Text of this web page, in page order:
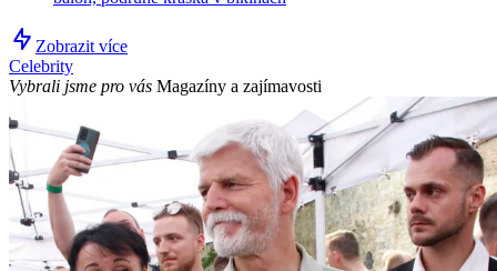
Zobrazit více
Celebrity
Vybrali jsme pro vás Magazíny a zajímavosti